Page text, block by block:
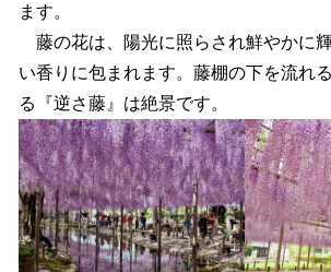
ます。
藤の花は、陽光に照らされ鮮やかに
い香りに包まれます。藤棚の下を流れ
る『逆さ藤』は絶景です。